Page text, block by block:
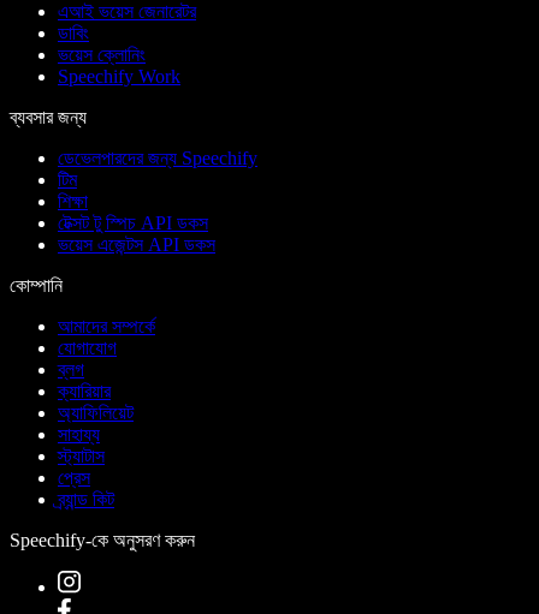
এআই ভয়েস জেনারেটর
ডাবিং
ভয়েস ক্লোনিং
Speechify Work
ব্যবসার জন্য
ডেভেলপারদের জন্য Speechify
টিম
শিক্ষা
টেক্সট টু স্পিচ API ডকস
ভয়েস এজেন্টস API ডকস
কোম্পানি
আমাদের সম্পর্কে
যোগাযোগ
ব্লগ
ক্যারিয়ার
অ্যাফিলিয়েট
সাহায্য
স্ট্যাটাস
প্রেস
ব্র্যান্ড কিট
Speechify-কে অনুসরণ করুন